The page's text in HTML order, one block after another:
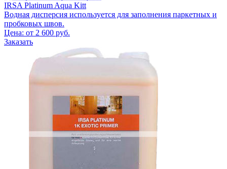
IRSA Platinum Aqua Kitt
Водная дисперсия используется для заполнения паркетных и
пробковых швов.
Цена: от 2 600 руб.
Заказать